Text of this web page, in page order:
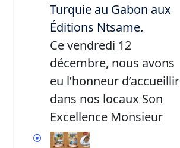
Turquie au Gabon aux
Éditions Ntsame.
Ce vendredi 12
décembre, nous avons
eu l’honneur d’accueillir
dans nos locaux Son
Excellence Monsieur